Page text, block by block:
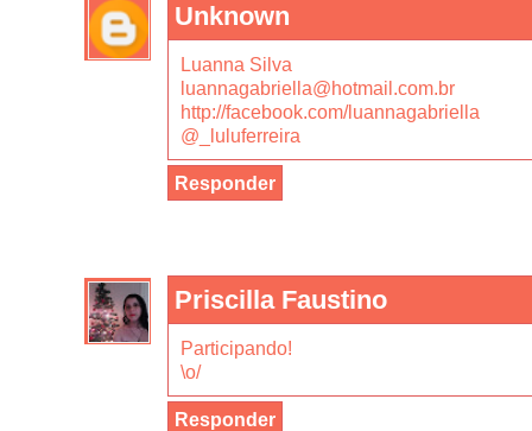
Unknown
Luanna Silva
luannagabriella@hotmail.com.br
http://facebook.com/luannagabriella
@_luluferreira
Responder
Priscilla Faustino
Participando!
\o/
Responder